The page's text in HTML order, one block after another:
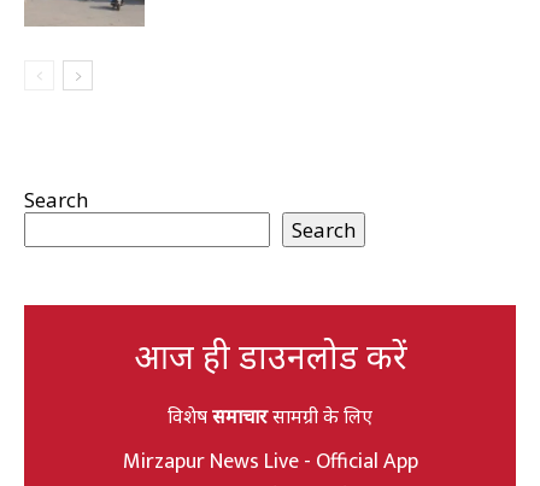
Search
Search
आज ही डाउनलोड करें
विशेषसमाचारसामग्री के लिए
Mirzapur News Live - Official App